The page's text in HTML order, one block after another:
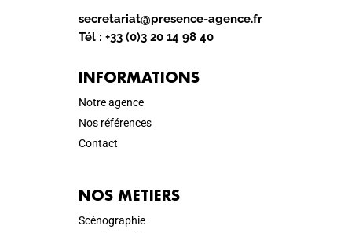
secretariat@presence-agence.fr
Tél : +33 (0)3 20 14 98 40
INFORMATIONS
Notre agence
Nos références
Contact
NOS METIERS
Scénographie